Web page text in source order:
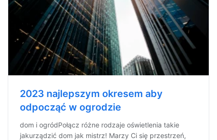
2023 najlepszym okresem aby
odpocząć w ogrodzie
dom i ogródPołącz różne rodzaje oświetlenia takie
jakurządzić dom jak mistrz! Marzy Ci się przestrzeń,